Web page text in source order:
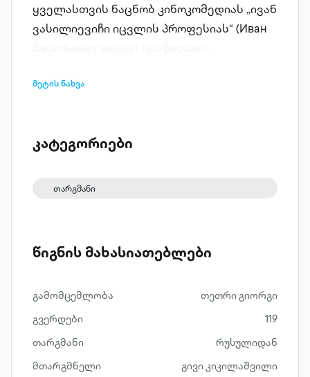
ყველასთვის ნაცნობ კინოკომედიას „ივან
ვასილიევიჩი იცვლის პროფესიას“ (Иван
მეტის ნახვა
კატეგორიები
თარგმანი
წიგნის მახასიათებლები
გამომცემლობა
თეთრი გიორგი
გვერდები
119
თარგმანი
რუსულიდან
მთარგმნელი
გივი კიკილაშვილი